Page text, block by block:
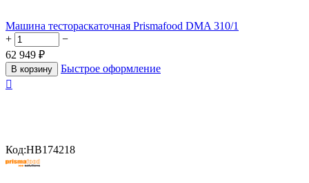
Машина тестораскаточная Prismafood DMA 310/1
+
−
62 949 ₽
В корзину
Быстрое оформление

Код:HB174218